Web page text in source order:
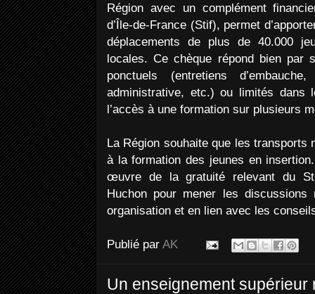
Région avec un complément
d’Île-de-France (Stif), permet
déplacements de plus de 40.000
locales. Ce chèque répond bien par
ponctuels (entretiens
administrative, etc.) ou limités dans
l’accès à une formation sur plusieurs
La Région souhaite que les transports
à la formation des jeunes en
œuvre de la gratuité relevant du
Huchon pour mener les
organisation et en lien avec les
Publié par AK
Un enseignement supérieur